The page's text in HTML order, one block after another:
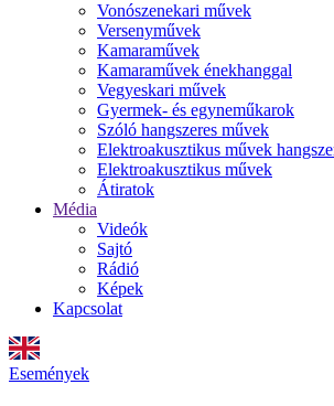
Vonószenekari művek
Versenyművek
Kamaraművek
Kamaraművek énekhanggal
Vegyeskari művek
Gyermek- és egyneműkarok
Szóló hangszeres művek
Elektroakusztikus művek
Elektroakusztikus művek
Átiratok
Média
Videók
Sajtó
Rádió
Képek
Kapcsolat
Események